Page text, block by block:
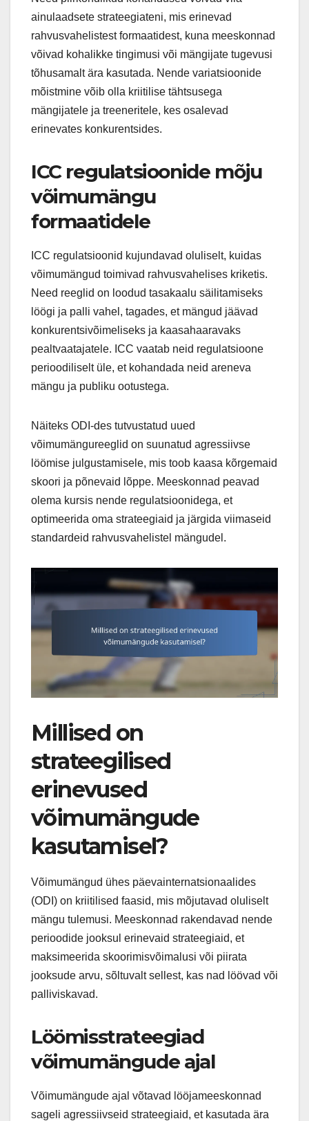
ainulaadsete strateegiateni, mis erinevad
rahvusvahelistest formaatidest, kuna meeskonnad
võivad kohalikke tingimusi või mängijate tugevusi
tõhusamalt ära kasutada. Nende variatsioonide
mõistmine võib olla kriitilise tähtsusega
mängijatele ja treeneritele, kes osalevad
erinevates konkurentsides.
ICC regulatsioonide mõju
võimumängu
formaatidele
ICC regulatsioonid kujundavad oluliselt, kuidas
võimumängud toimivad rahvusvahelises kriketis.
Need reeglid on loodud tasakaalu säilitamiseks
löögi ja palli vahel, tagades, et mängud jäävad
konkurentsivõimeliseks ja kaasahaaravaks
pealtvaatajatele. ICC vaatab neid regulatsioone
perioodiliselt üle, et kohandada neid areneva
mängu ja publiku ootustega.
Näiteks ODI-des tutvustatud uued
võimumängureeglid on suunatud agressiivse
löömise julgustamisele, mis toob kaasa kõrgemaid
skoori ja põnevaid lõppe. Meeskonnad peavad
olema kursis nende regulatsioonidega, et
optimeerida oma strateegiaid ja järgida viimaseid
standardeid rahvusvahelistel mängudel.
Millised on
strateegilised
erinevused
võimumängude
kasutamisel?
Võimumängud ühes päevainternatsionaalides
(ODI) on kriitilised faasid, mis mõjutavad oluliselt
mängu tulemusi. Meeskonnad rakendavad nende
perioodide jooksul erinevaid strateegiaid, et
maksimeerida skoorimisvõimalusi või piirata
jooksude arvu, sõltuvalt sellest, kas nad löövad või
palliviskavad.
Löömisstrateegiad
võimumängude ajal
Võimumängude ajal võtavad lööjameeskonnad
sageli agressiivseid strateegiaid, et kasutada ära